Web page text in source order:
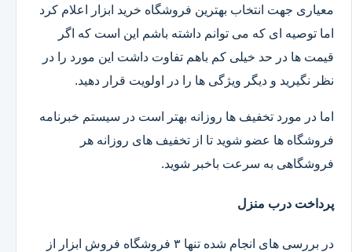
معیاری جهت انتخاب بهترین فروشگاه خرید ابزار اعلام کرد
اما توصیه ای که می توانم داشته باشم این است که اگر
قیمت ها در حد خیلی کم باهم تفاوت داشت این مورد را در
نظر نگیرید و دیگر ویژگی ها را در اولویت قرار دهید.
اما در مورد تخفیف ها روزانه بهتر است در سیستم خبرنامه
فروشگاه ها عضو شوید تا از تخفیف های روزانه هر
فروشگاهی به سرعت باخبر شوید.
پرداخت درب منزل
در بررسی های انجام شده تنها ۳ فروشگاه فروش ابزار از